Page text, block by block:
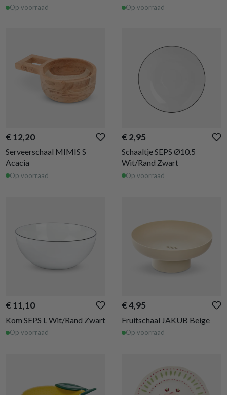
Op voorraad Op voorraad
€ 12,20
Serveerschaal MIMIS S
Acacia
Op voorraad
€ 2,95
Schaaltje SEPS Ø10.5
Wit/Rand Zwart
Op voorraad
€ 11,10
Kom SEPS L Wit/Rand Zwart
Op voorraad
€ 4,95
Fruitschaal JAKUB Beige
Op voorraad